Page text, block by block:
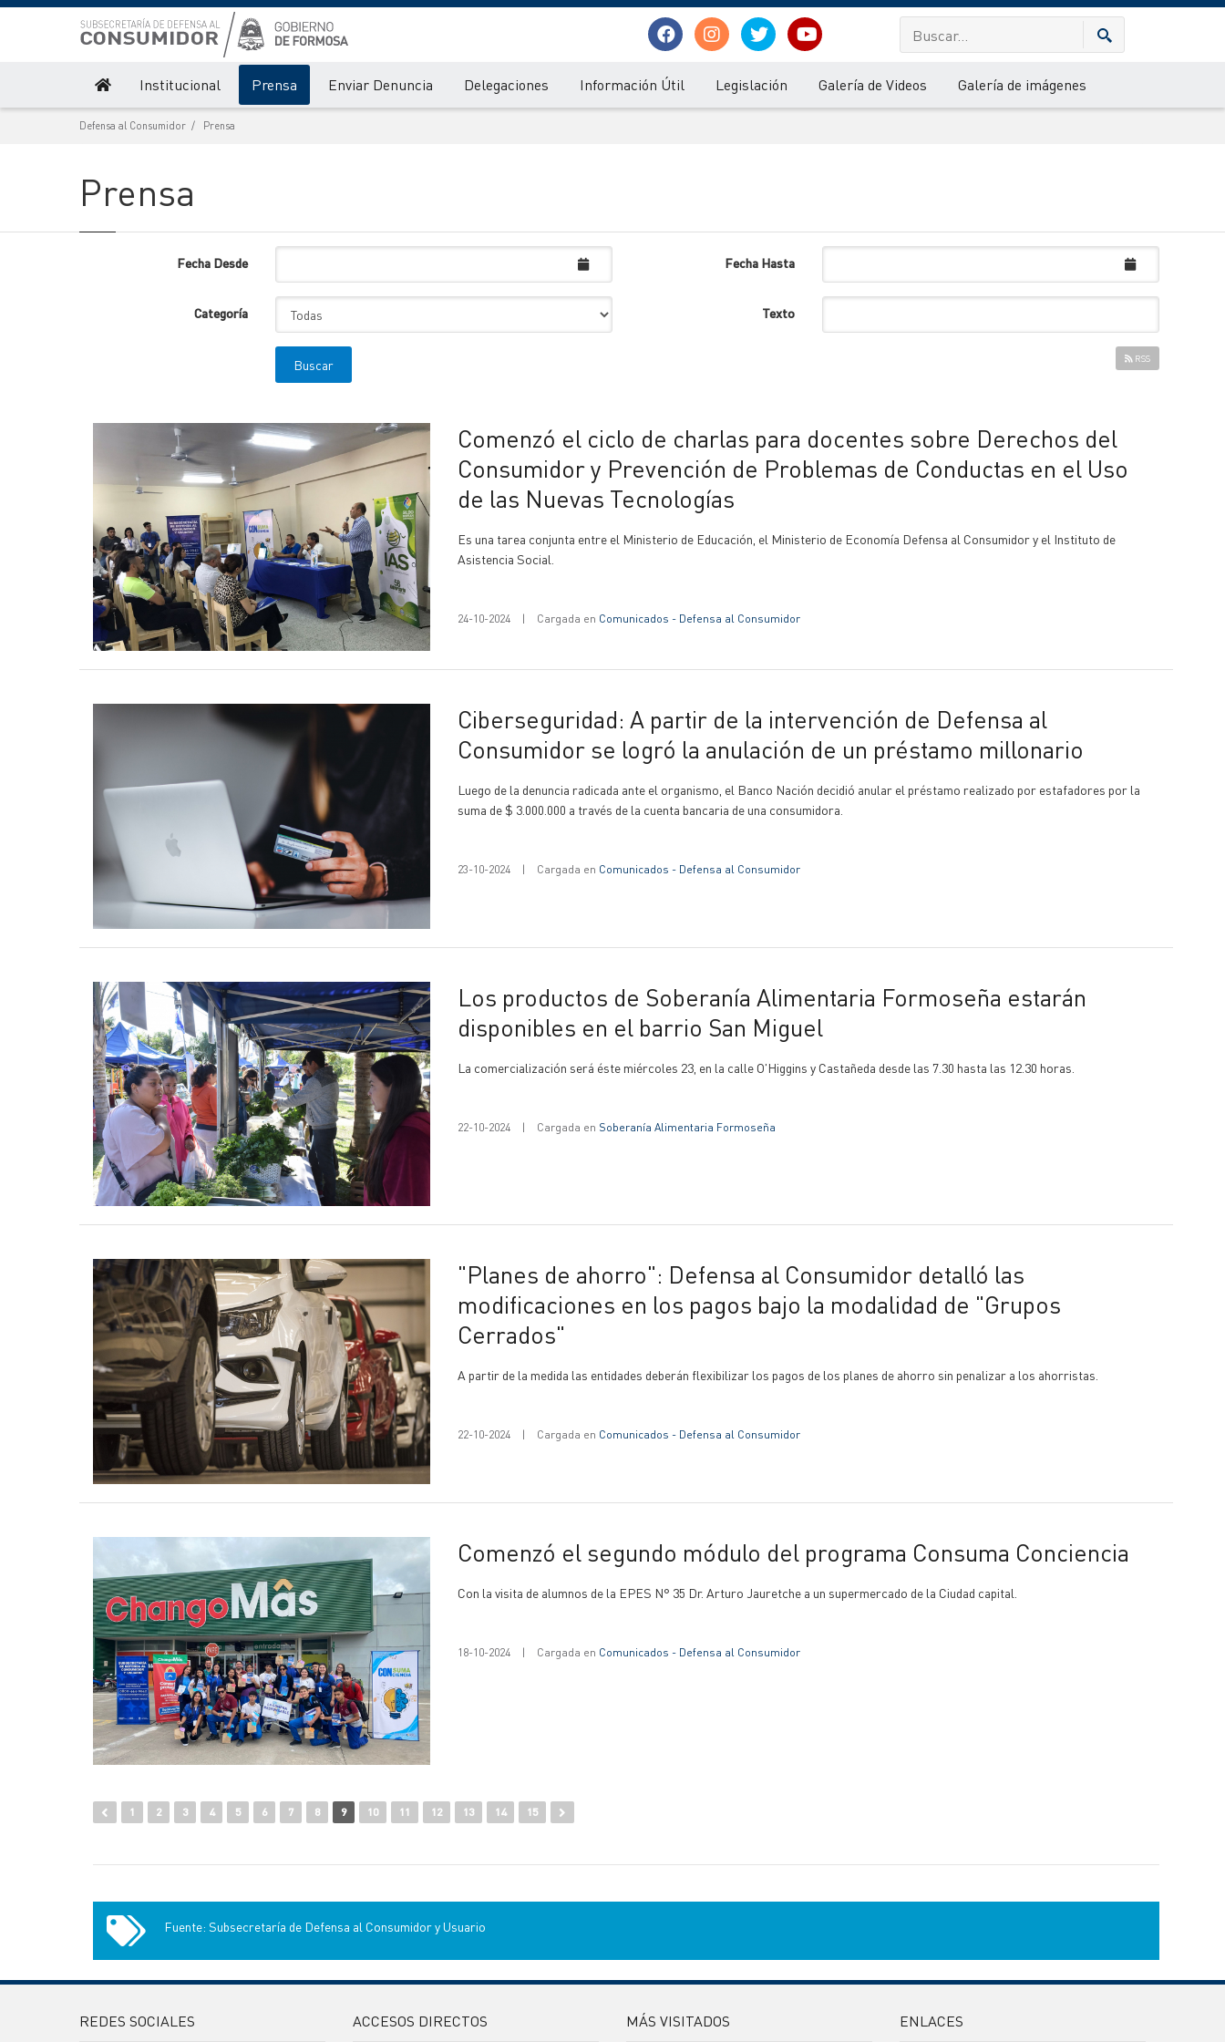
Institucional Prensa Enviar Denuncia Delegaciones Información Útil Legislación Galería de Videos Galería de imágenes
Defensa al Consumidor Prensa
Prensa
Fecha Desde Fecha Hasta
Categoría Texto
RSS
Comenzó el ciclo de charlas para docentes sobre Derechos del
Consumidor y Prevención de Problemas de Conductas en el Uso
de las Nuevas Tecnologías
Es una tarea conjunta entre el Ministerio de Educación, el Ministerio de Economía Defensa al Consumidor y el Instituto de
Asistencia Social.
24-10-2024 | Cargada en Comunicados - Defensa al Consumidor
Ciberseguridad: A partir de la intervención de Defensa al
Consumidor se logró la anulación de un préstamo millonario
Luego de la denuncia radicada ante el organismo, el Banco Nación decidió anular el préstamo realizado por estafadores por la
suma de $ 3.000.000 a través de la cuenta bancaria de una consumidora.
23-10-2024 | Cargada en Comunicados - Defensa al Consumidor
Los productos de Soberanía Alimentaria Formoseña estarán
disponibles en el barrio San Miguel
La comercialización será éste miércoles 23, en la calle O'Higgins y Castañeda desde las 7.30 hasta las 12.30 horas.
22-10-2024 | Cargada en Soberanía Alimentaria Formoseña
"Planes de ahorro": Defensa al Consumidor detalló las
modificaciones en los pagos bajo la modalidad de "Grupos
Cerrados"
A partir de la medida las entidades deberán flexibilizar los pagos de los planes de ahorro sin penalizar a los ahorristas.
22-10-2024 | Cargada en Comunicados - Defensa al Consumidor
Comenzó el segundo módulo del programa Consuma Conciencia
Con la visita de alumnos de la EPES N° 35 Dr. Arturo Jauretche a un supermercado de la Ciudad capital.
18-10-2024 | Cargada en Comunicados - Defensa al Consumidor
1 2 3 4 5 6 7 8 9 10 11 12 13 14 15
Fuente: Subsecretaría de Defensa al Consumidor y Usuario
REDES SOCIALES ACCESOS DIRECTOS MÁS VISITADOS ENLACES